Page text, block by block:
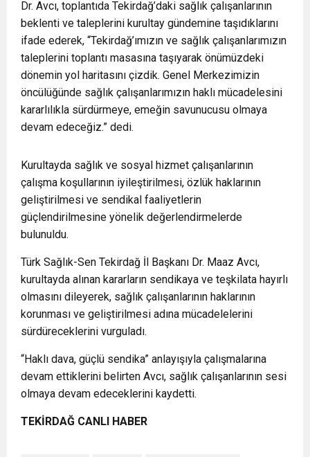
Dr. Avcı, toplantıda Tekirdağ’daki sağlık çalışanlarının
beklenti ve taleplerini kurultay gündemine taşıdıklarını
ifade ederek, “Tekirdağ’ımızın ve sağlık çalışanlarımızın
taleplerini toplantı masasına taşıyarak önümüzdeki
dönemin yol haritasını çizdik. Genel Merkezimizin
öncülüğünde sağlık çalışanlarımızın haklı mücadelesini
kararlılıkla sürdürmeye, emeğin savunucusu olmaya
devam edeceğiz.” dedi.
Kurultayda sağlık ve sosyal hizmet çalışanlarının
çalışma koşullarının iyileştirilmesi, özlük haklarının
geliştirilmesi ve sendikal faaliyetlerin
güçlendirilmesine yönelik değerlendirmelerde
bulunuldu.
Türk Sağlık-Sen Tekirdağ İl Başkanı Dr. Maaz Avcı,
kurultayda alınan kararların sendikaya ve teşkilata hayırlı
olmasını dileyerek, sağlık çalışanlarının haklarının
korunması ve geliştirilmesi adına mücadelelerini
sürdüreceklerini vurguladı.
“Haklı dava, güçlü sendika” anlayışıyla çalışmalarına
devam ettiklerini belirten Avcı, sağlık çalışanlarının sesi
olmaya devam edeceklerini kaydetti.
TEKİRDAĞ CANLI HABER